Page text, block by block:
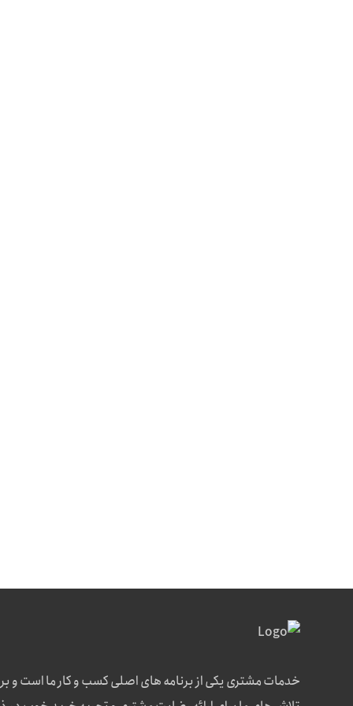
خدمات مشتری یکی از برنامه های اصلی کسب و کار ما است و